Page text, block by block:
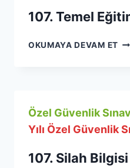
107. Temel
OKUMAYA DEVAM ET107.
Özel Güvenlik
Yılı Özel Güvenlik
107. Silah Bilgisi